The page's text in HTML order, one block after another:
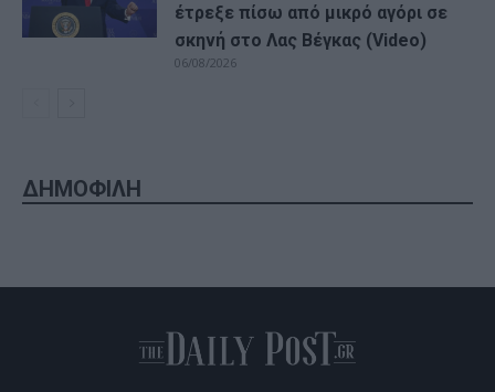
έτρεξε πίσω από μικρό αγόρι σε
σκηνή στο Λας Βέγκας (Video)
06/08/2026
ΔΗΜΟΦΙΛΗ